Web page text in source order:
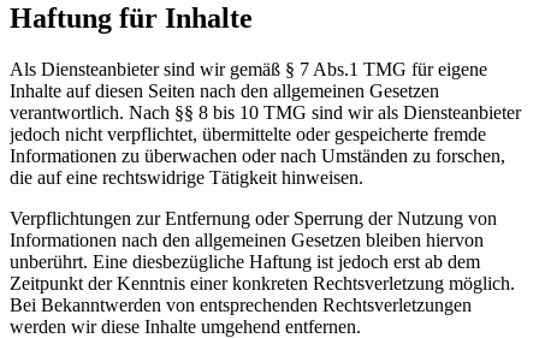
Haftung für Inhalte
Als Diensteanbieter sind wir gemäß § 7 Abs.1 TMG für eigene
Inhalte auf diesen Seiten nach den allgemeinen Gesetzen
verantwortlich. Nach §§ 8 bis 10 TMG sind wir als Diensteanbieter
jedoch nicht verpflichtet, übermittelte oder gespeicherte fremde
Informationen zu überwachen oder nach Umständen zu forschen,
die auf eine rechtswidrige Tätigkeit hinweisen.
Verpflichtungen zur Entfernung oder Sperrung der Nutzung von
Informationen nach den allgemeinen Gesetzen bleiben hiervon
unberührt. Eine diesbezügliche Haftung ist jedoch erst ab dem
Zeitpunkt der Kenntnis einer konkreten Rechtsverletzung möglich.
Bei Bekanntwerden von entsprechenden Rechtsverletzungen
werden wir diese Inhalte umgehend entfernen.